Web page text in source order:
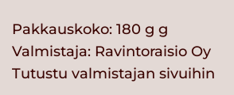
Pakkauskoko: 180 g g
Valmistaja: Ravintoraisio Oy
Tutustu valmistajan sivuihin